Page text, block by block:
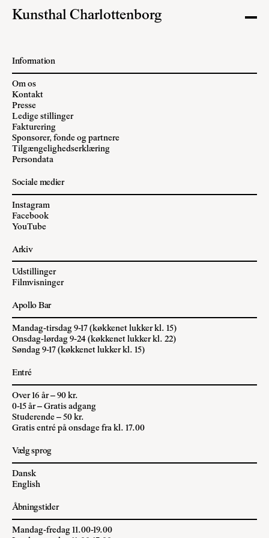
Kunsthal Charlottenborg
Information
Om os
Kontakt
Presse
Ledige stillinger
Fakturering
Sponsorer, fonde og partnere
Tilgængelighedserklæring
Persondata
Sociale medier
Instagram
Facebook
YouTube
Arkiv
Udstillinger
Filmvisninger
Apollo Bar
Mandag-tirsdag 9-17 (køkkenet lukker kl. 15)
Onsdag-lørdag 9-24 (køkkenet lukker kl. 22)
Søndag 9-17 (køkkenet lukker kl. 15)
Entré
Over 16 år – 90 kr.
0-15 år – Gratis adgang
Studerende – 50 kr.
Gratis entré på onsdage fra kl. 17.00
Vælg sprog
Dansk
English
Åbningstider
Mandag-fredag 11.00-19.00